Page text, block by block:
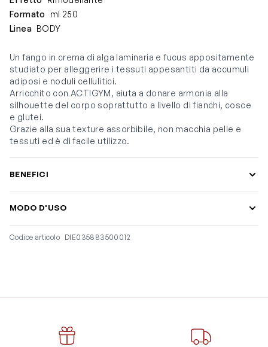
Formato
ml 250
Linea BODY
Un fango in crema di alga laminaria e fucus appositamente
studiato per alleggerire i tessuti appesantiti da accumuli
adiposi e noduli cellulitici.
Arricchito con ACTIGYM, aiuta a donare armonia alla
silhouette del corpo soprattutto a livello di fianchi, cosce
e glutei.
Grazie alla sua texture assorbibile, non macchia pelle e
tessuti ed è di facile utilizzo.
BENEFICI
MODO D'USO
Codice articolo DIE035883500012